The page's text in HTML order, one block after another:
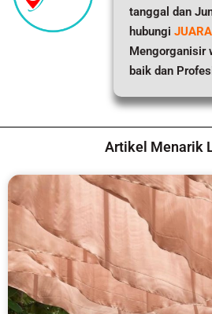
tanggal dan
hubungi
Mengorganisir
baik dan
Artikel Menarik